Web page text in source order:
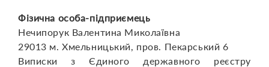
Фізична особа-підприємець
Нечипорук Валентина Миколаївна
29013 м. Хмельницький, пров. Пекарський 6
Виписки з Єдиного державного реєстру